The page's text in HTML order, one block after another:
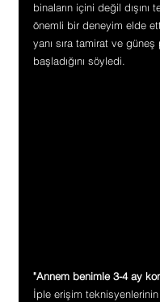
binaların içini değil dışını
önemli bir deneyim elde
yanı sıra tamirat ve
başladığını söyledi.
"Annem benimle 3-4 ay
İple erişim